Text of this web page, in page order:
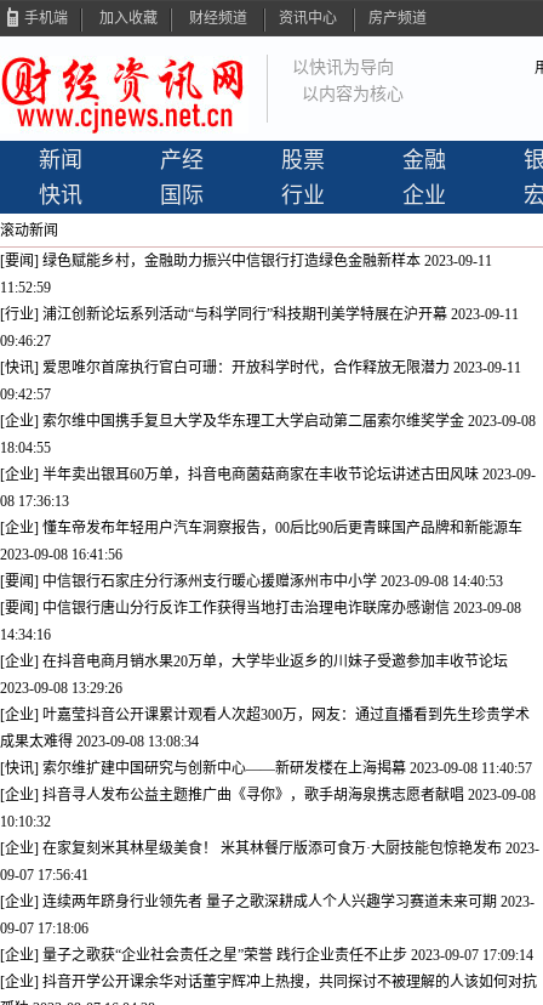
手机端 加入收藏 财经频道 资讯中心 房产频道
以快讯为导向
以内容为核心
新闻
快讯
产经
国际
股票
行业
金融
企业
滚动新闻
[要闻] 绿色赋能乡村，金融助力振兴中信银行打造绿色金融新样本 2023-09-11
11:52:59
[行业] 浦江创新论坛系列活动“与科学同行”科技期刊美学特展在沪开幕 2023-09-11
09:46:27
[快讯] 爱思唯尔首席执行官白可珊：开放科学时代，合作释放无限潜力 2023-09-11
09:42:57
[企业] 索尔维中国携手复旦大学及华东理工大学启动第二届索尔维奖学金 2023-09-08
18:04:55
[企业] 半年卖出银耳60万单，抖音电商菌菇商家在丰收节论坛讲述古田风味 2023-09-
08 17:36:13
[企业] 懂车帝发布年轻用户汽车洞察报告，00后比90后更青睐国产品牌和新能源车
2023-09-08 16:41:56
[要闻] 中信银行石家庄分行涿州支行暖心援赠涿州市中小学 2023-09-08 14:40:53
[要闻] 中信银行唐山分行反诈工作获得当地打击治理电诈联席办感谢信 2023-09-08
14:34:16
[企业] 在抖音电商月销水果20万单，大学毕业返乡的川妹子受邀参加丰收节论坛
2023-09-08 13:29:26
[企业] 叶嘉莹抖音公开课累计观看人次超300万，网友：通过直播看到先生珍贵学术
成果太难得 2023-09-08 13:08:34
[快讯] 索尔维扩建中国研究与创新中心——新研发楼在上海揭幕 2023-09-08 11:40:57
[企业] 抖音寻人发布公益主题推广曲《寻你》，歌手胡海泉携志愿者献唱 2023-09-08
10:10:32
[企业] 在家复刻米其林星级美食！ 米其林餐厅版添可食万·大厨技能包惊艳发布 2023-
09-07 17:56:41
[企业] 连续两年跻身行业领先者 量子之歌深耕成人个人兴趣学习赛道未来可期 2023-
09-07 17:18:06
[企业] 量子之歌获“企业社会责任之星”荣誉 践行企业责任不止步 2023-09-07 17:09:14
[企业] 抖音开学公开课余华对话董宇辉冲上热搜，共同探讨不被理解的人该如何对抗